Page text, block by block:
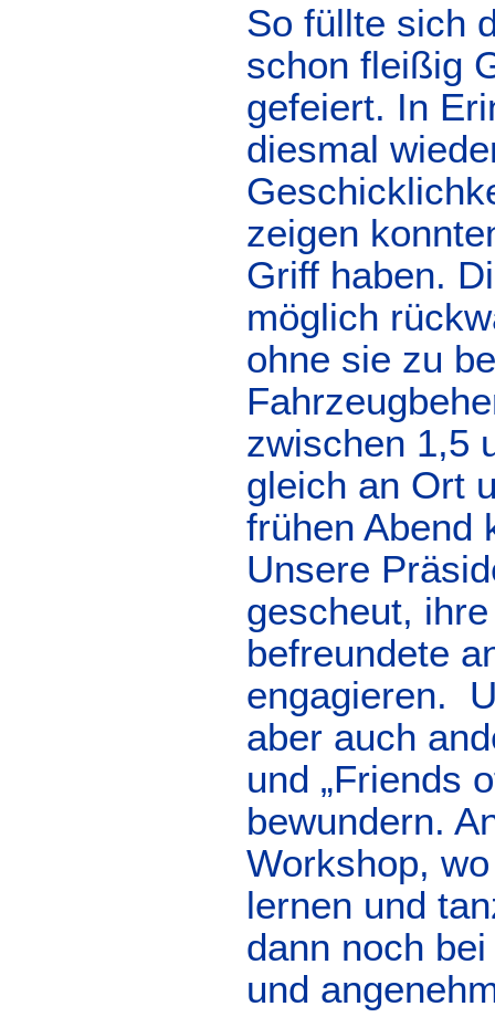
So füllte sich
schon fleißig
gefeiert. In
diesmal
zeigen
Griff haben.
möglich
ohne sie zu
zwischen 1,5
gleich an Ort
frühen Abend
Unsere
gescheut,
befreundete
engagieren.
aber auch
und „Friends
bewundern.
Workshop,
lernen und
dann noch
und